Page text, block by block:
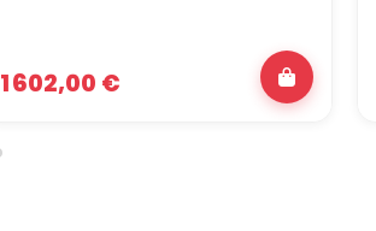
1 602,00 €